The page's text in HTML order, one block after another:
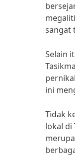
sangat
Selain
ini
Tidak
lokal di